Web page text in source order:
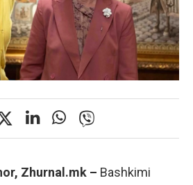
Zhurnal.mk – Bashkimi